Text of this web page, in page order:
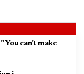
can’t make